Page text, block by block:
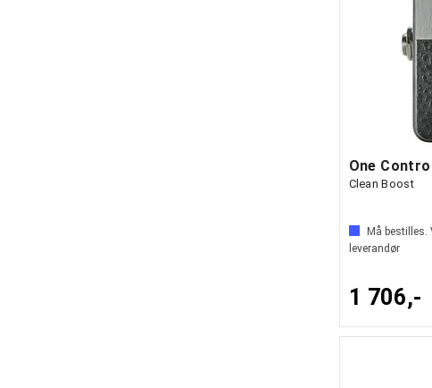
Clean Boost
Må bestilles.
leverandør
1 706,-